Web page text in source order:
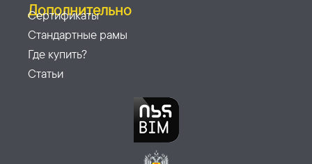
Дополнительно
Сертификаты
Стандартные рамы
Где купить?
Статьи